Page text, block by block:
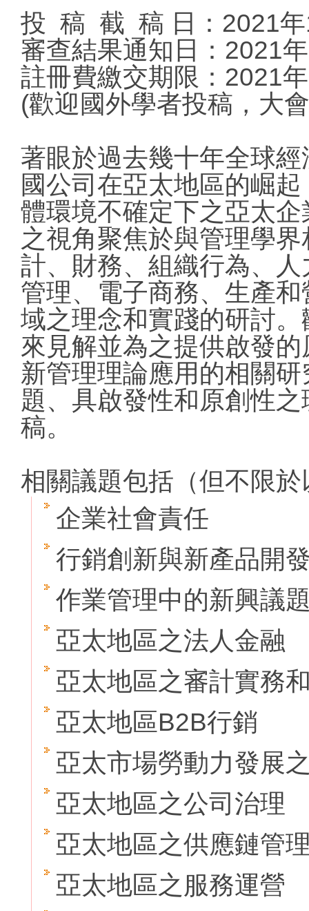
投 稿 截 稿 日：2021年
審查結果通知日：2021
註冊費繳交期限：2021
(歡迎國外學者投稿，大
著眼於過去幾十年全球
國公司在亞太地區的崛起
體環境不確定下之亞太
之視角聚焦於與管理學
計、財務、組織行為、
管理、電子商務、生產
域之理念和實踐的研討
來見解並為之提供啟發
新管理理論應用的相關
題、具啟發性和原創性
稿。
相關議題包括（但不限
企業社會責任
行銷創新與新產品開
作業管理中的新興議
亞太地區之法人金融
亞太地區之審計實務
亞太地區B2B行銷
亞太市場勞動力發展
亞太地區之公司治理
亞太地區之供應鏈管
亞太地區之服務運營